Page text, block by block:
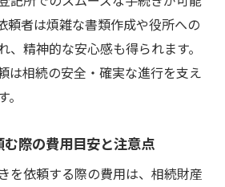
頼者は煩雑な書類作成や役所への
、精神的な安心感も得られます。
は相続の安全・確実な進行を支え
際の費用目安と注意点
を依頼する際の費用は、相続財産